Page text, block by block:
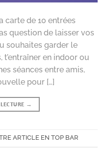
carte de 10 entrées
question de laisser vos
souhaites garder le
en indoor ou
séances entre amis,
pour […]
→
ARTICLE EN TOP BAR